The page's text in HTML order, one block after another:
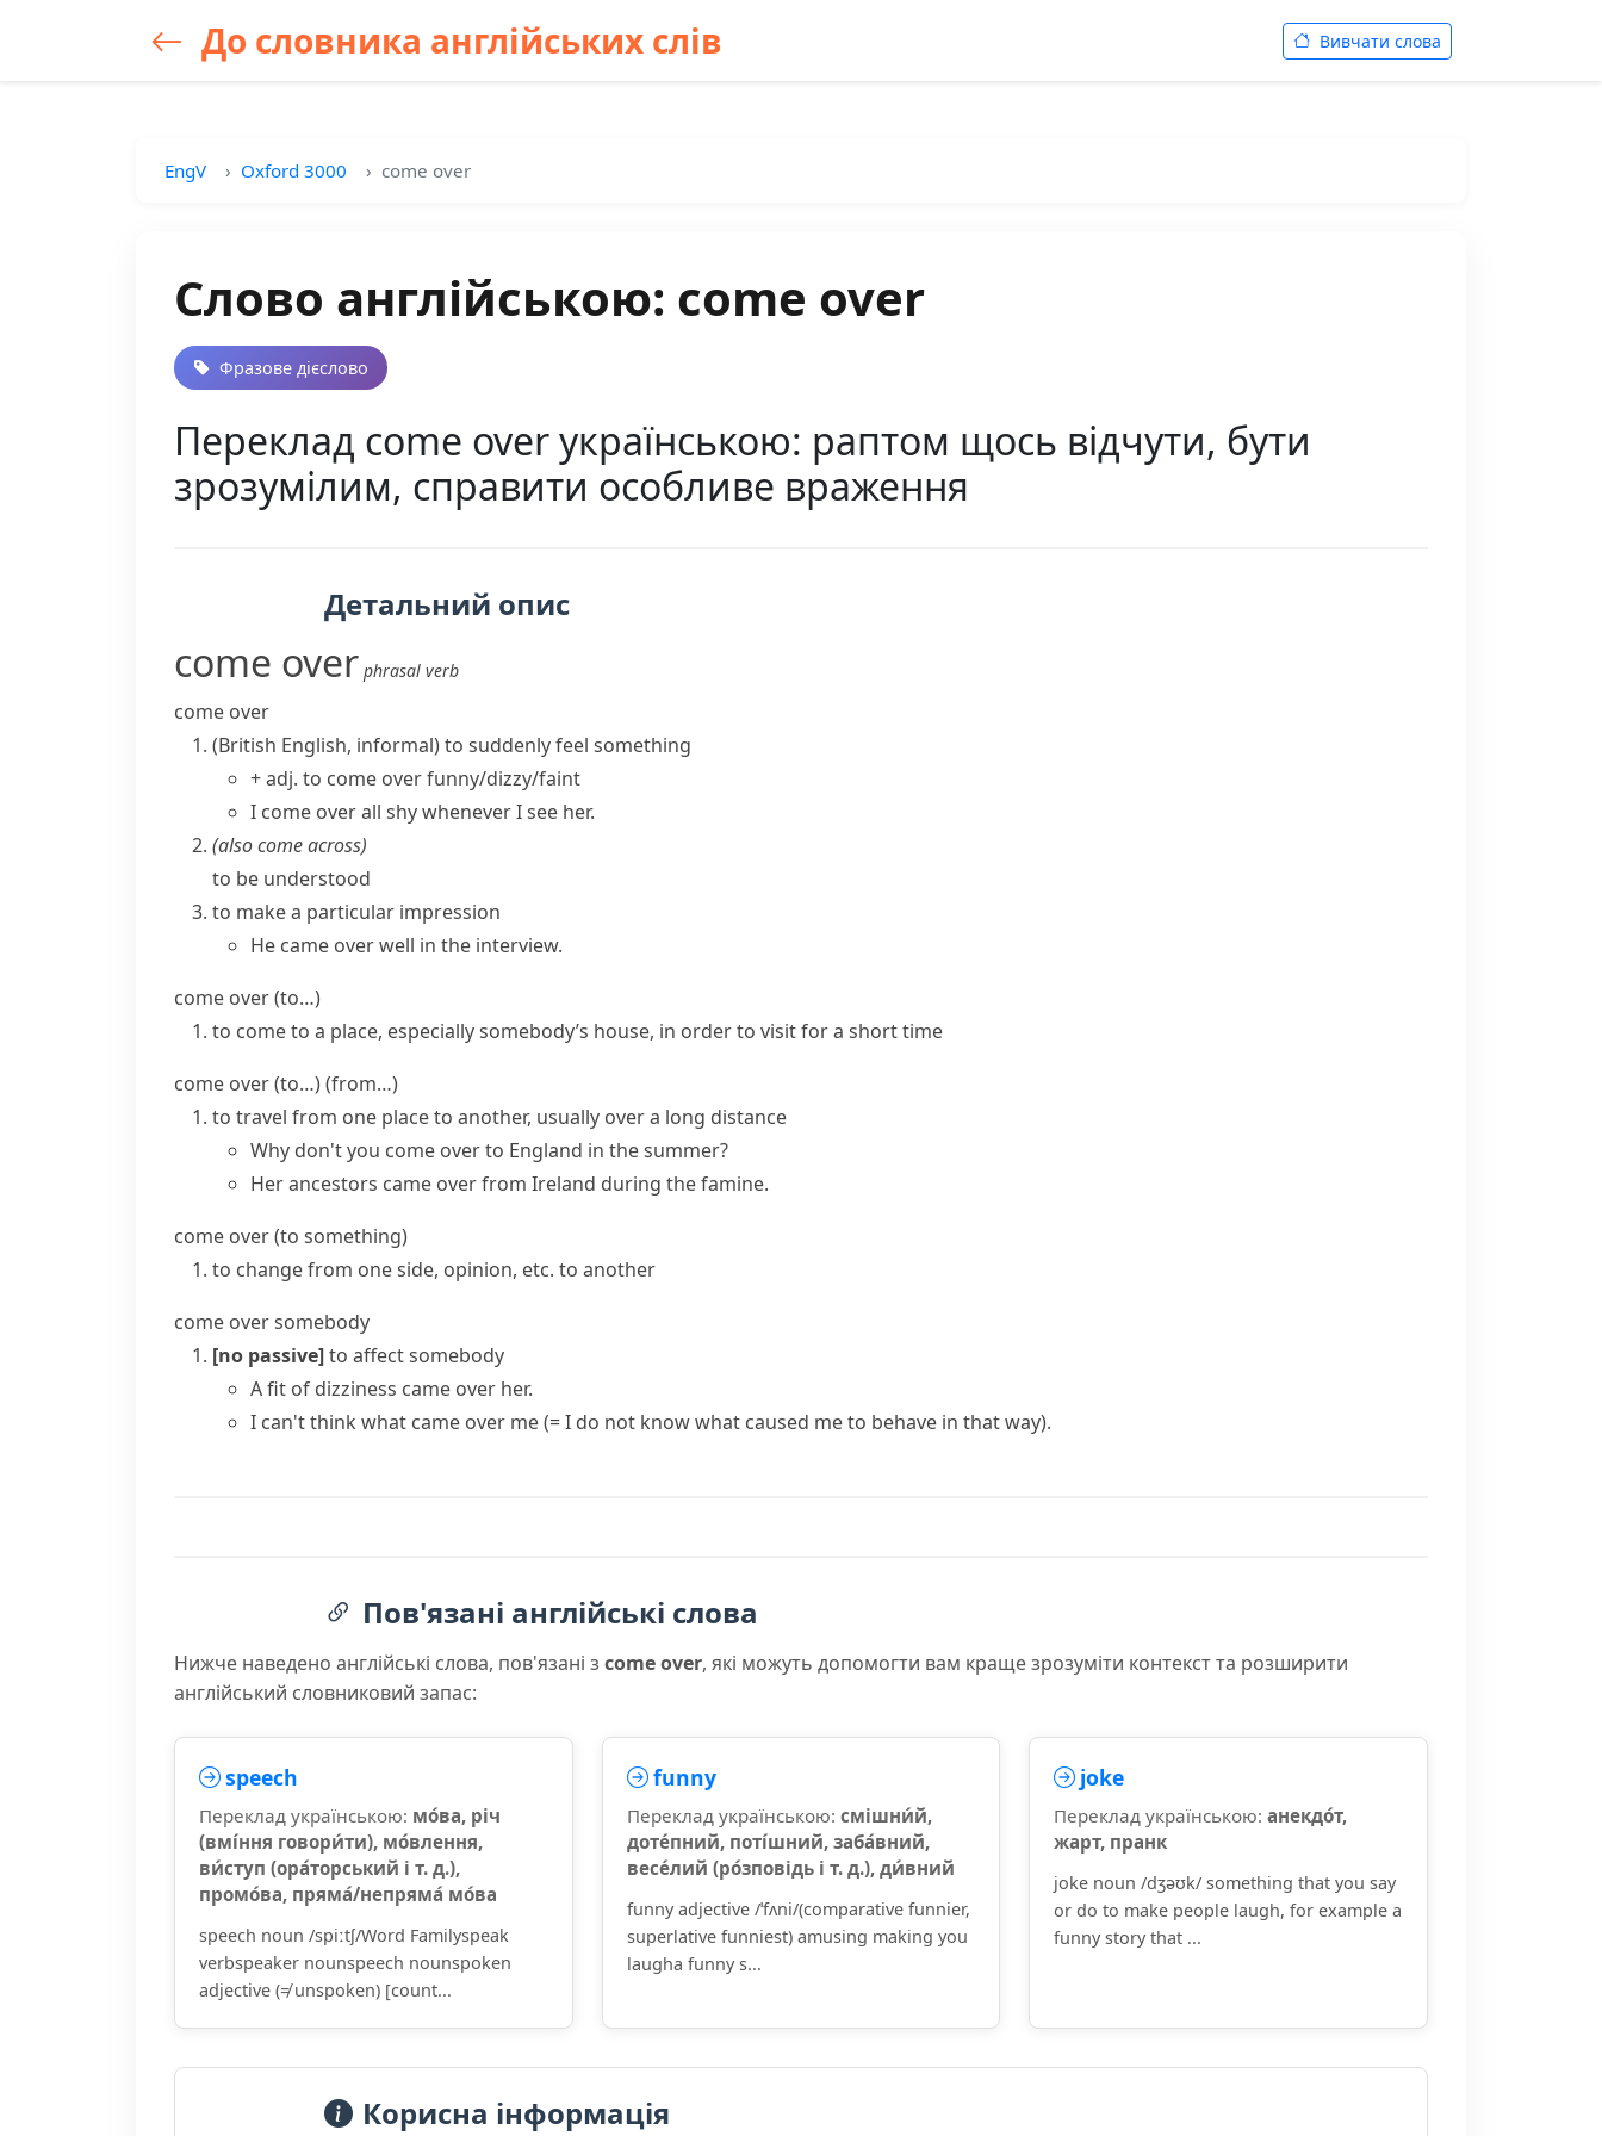
До словника англійських слів Вивчати слова
EngV Oxford 3000 come over
Слово англійською: come over
Фразове дієслово
Переклад come over українською: раптом щось відчути, бути
зрозумілим, справити особливе враження
Детальний опис
come over phrasal verb
come over
(British English, informal)to suddenly feel something
+ adj. to come over funny/dizzy/faint
I come over all shy whenever I see her.
(alsocome across)
to be understood
to make a particular impression
He came over well in the interview.
come over (to…)
to come to a place, especially somebody’s house, in order to visit for a short time
come over (to…) (from…)
to travel from one place to another, usually over a long distance
Why don't you come over to England in the summer?
Her ancestors came over from Ireland during the famine.
come over (to something)
to change from one side, opinion, etc. to another
come over somebody
[no passive]to affect somebody
A fit of dizziness came over her.
I can't think what came over me(= I do not know what caused me to behave in that way).
Пов'язані англійські слова
Нижче наведено англійські слова, пов'язані з come over, які можуть допомогти вам краще зрозуміти контекст та розширити
англійський словниковий запас:
speech
Переклад українською: мо́ва, річ
(вмі́ння говори́ти), мо́влення,
ви́ступ (ора́торський і т. д.),
промо́ва, пряма́/непряма́ мо́ва
speech noun /spiːtʃ/Word Familyspeak
verbspeaker nounspeech nounspoken
adjective (≠ unspoken) [count...
funny
Переклад українською: смішни́й,
доте́пний, поті́шний, заба́вний,
весе́лий (ро́зповідь і т. д.), ди́вний
funny adjective /ˈfʌni/(comparative funnier,
superlative funniest) amusing making you
laugha funny s...
joke
Переклад українською:анекдо́т,
жарт, пранк
joke noun /dʒəʊk/ something that you say
or do to make people laugh, for example a
funny story that ...
Корисна інформація